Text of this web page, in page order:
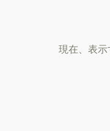
現在、表示